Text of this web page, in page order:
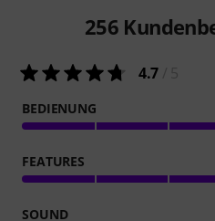
256
4.7
BEDIENUNG
FEATURES
SOUND